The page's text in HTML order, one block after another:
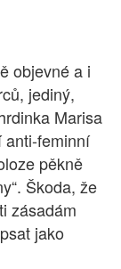
objevné a i
jediný,
Marisa
anti-feminní
pěkně
Škoda, že
zásadám
jako